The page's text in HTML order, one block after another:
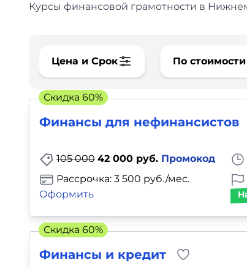
Курсы финансовой грамотности в
Цена и Срок По стоимости
Финансы для нефинансистов
105 000 42 000 руб. Промокод
Рассрочка: 3 500 руб./мес.
Оформить
Скидка 60%
Финансы и кредит
Скидка 60%
Видео, фото, аудио
Маркетинг
Иностранный язык
Для детей
Красота, здоровье,
Психология и
Прочее